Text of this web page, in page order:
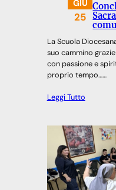
GIU
25
La Scuola
suo cammino
con passione e
proprio tempo……
Leggi Tutto